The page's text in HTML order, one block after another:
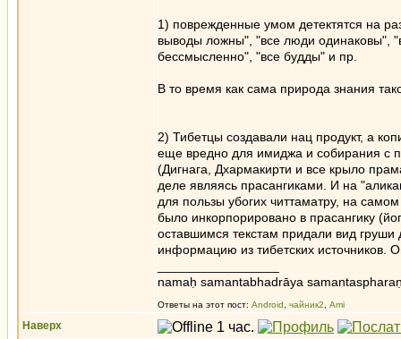
1) поврежденные умом детектятся на
выводы ложны", "все люди одинаковы",
бессмысленно", "все будды" и пр.
В то время как сама природа знания
2) Тибетцы создавали нац продукт, а
еще вредно для имиджа и собирания с
(Дигнага, Дхармакирти и все крыло
деле являясь прасангиками. И на
для пользы убогих читтаматру, на
было инкорпорировано в прасангику
оставшимся текстам придали вид
информацию из тибетских источников.
namaḥ samantabhadrāya
Ответы на этот пост: Android чайник2 Ami
Наверх